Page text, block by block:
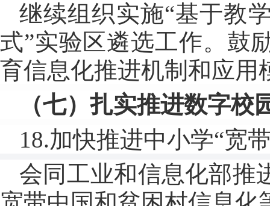
继续组织实施“基于教
式”实验区遴选工作。鼓
育信息化推进机制和应用
（七）扎实推进数字校
18.加快推进中小学“宽
会同工业和信息化部推